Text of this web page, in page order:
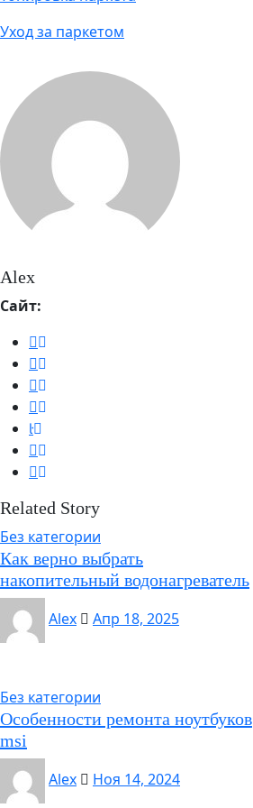
Уход за паркетом
Alex
Сайт:
Related Story
Без категории
Как верно выбрать
накопительный водонагреватель
Alex
Апр 18, 2025
Без категории
Особенности ремонта ноутбуков
msi
Alex
Ноя 14, 2024